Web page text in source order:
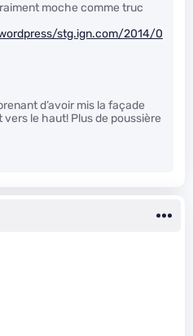
moche comme truc
stg.ign.com/2014/0
d’avoir mis la façade
le haut! Plus de poussière